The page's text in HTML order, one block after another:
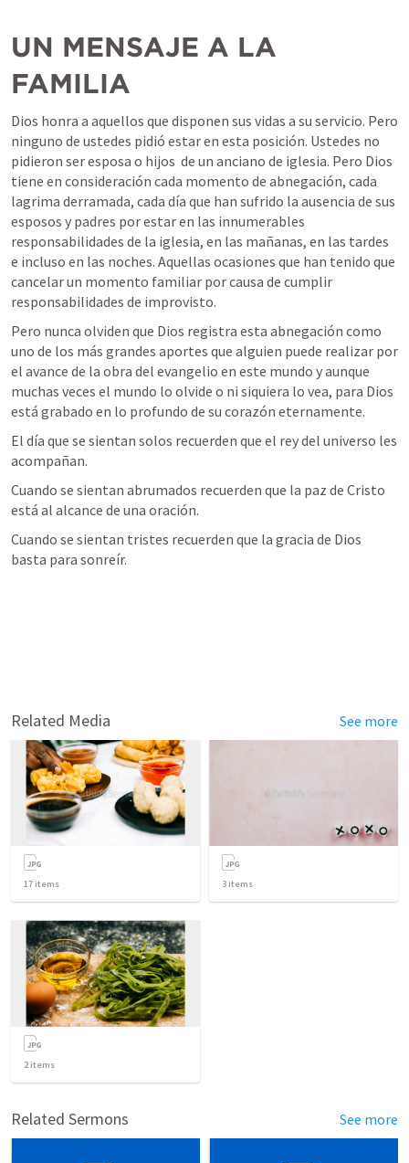
UN MENSAJE A LA
FAMILIA
Dios honra a aquellos que disponen sus vidas a su servicio. Pero
ninguno de ustedes pidió estar en esta posición. Ustedes no
pidieron ser esposa o hijos  de un anciano de iglesia. Pero Dios
tiene en consideración cada momento de abnegación, cada
lagrima derramada, cada día que han sufrido la ausencia de sus
esposos y padres por estar en las innumerables
responsabilidades de la iglesia, en las mañanas, en las tardes
e incluso en las noches. Aquellas ocasiones que han tenido que
cancelar un momento familiar por causa de cumplir
responsabilidades de improvisto.
Pero nunca olviden que Dios registra esta abnegación como
uno de los más grandes aportes que alguien puede realizar por
el avance de la obra del evangelio en este mundo y aunque
muchas veces el mundo lo olvide o ni siquiera lo vea, para Dios
está grabado en lo profundo de su corazón eternamente.
El día que se sientan solos recuerden que el rey del universo les
acompañan.
Cuando se sientan abrumados recuerden que la paz de Cristo
está al alcance de una oración.
Cuando se sientan tristes recuerden que la gracia de Dios
basta para sonreír.
Related Media See more
17 items 3 items
2items
Related Sermons See more